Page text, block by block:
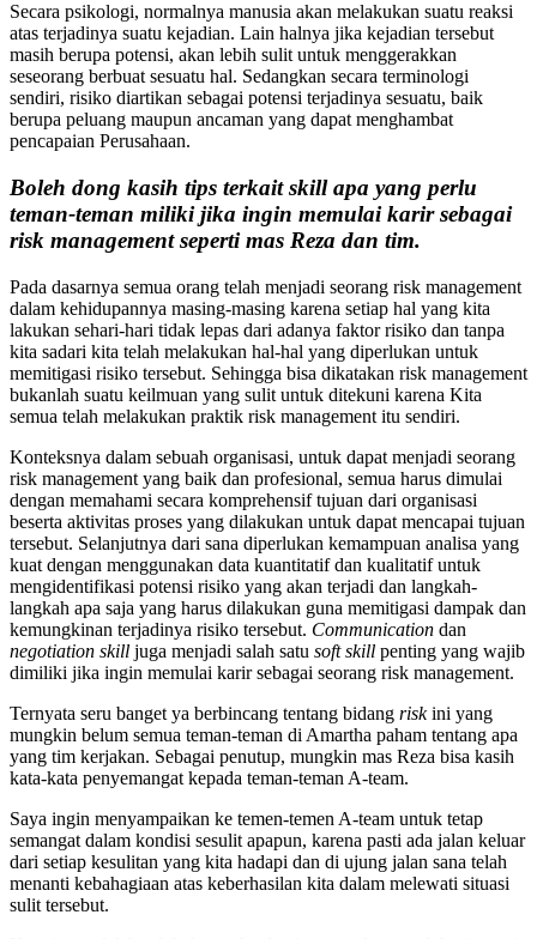
Secara psikologi, normalnya manusia akan melakukan suatu reaksi
atas terjadinya suatu kejadian. Lain halnya jika kejadian tersebut
masih berupa potensi, akan lebih sulit untuk menggerakkan
seseorang berbuat sesuatu hal. Sedangkan secara terminologi
sendiri, risiko diartikan sebagai potensi terjadinya sesuatu, baik
berupa peluang maupun ancaman yang dapat menghambat
pencapaian Perusahaan.
Boleh dong kasih tips terkait skill apa yang perlu
teman-teman miliki jika ingin memulai karir sebagai
risk management seperti mas Reza dan tim.
Pada dasarnya semua orang telah menjadi seorang risk management
dalam kehidupannya masing-masing karena setiap hal yang kita
lakukan sehari-hari tidak lepas dari adanya faktor risiko dan tanpa
kita sadari kita telah melakukan hal-hal yang diperlukan untuk
memitigasi risiko tersebut. Sehingga bisa dikatakan risk management
bukanlah suatu keilmuan yang sulit untuk ditekuni karena Kita
semua telah melakukan praktik risk management itu sendiri.
Konteksnya dalam sebuah organisasi, untuk dapat menjadi seorang
risk management yang baik dan profesional, semua harus dimulai
dengan memahami secara komprehensif tujuan dari organisasi
beserta aktivitas proses yang dilakukan untuk dapat mencapai tujuan
tersebut. Selanjutnya dari sana diperlukan kemampuan analisa yang
kuat dengan menggunakan data kuantitatif dan kualitatif untuk
mengidentifikasi potensi risiko yang akan terjadi dan langkah-
langkah apa saja yang harus dilakukan guna memitigasi dampak dan
kemungkinan terjadinya risiko tersebut. Communication dan
negotiation skill juga menjadi salah satu soft skill penting yang wajib
dimiliki jika ingin memulai karir sebagai seorang risk management.
Ternyata seru banget ya berbincang tentang bidang riskini yang
mungkin belum semua teman-teman di Amartha paham tentang apa
yang tim kerjakan. Sebagai penutup, mungkin mas Reza bisa kasih
kata-kata penyemangat kepada teman-teman A-team.
Saya ingin menyampaikan ke temen-temen A-team untuk tetap
semangat dalam kondisi sesulit apapun, karena pasti ada jalan keluar
dari setiap kesulitan yang kita hadapi dan di ujung jalan sana telah
menanti kebahagiaan atas keberhasilan kita dalam melewati situasi
sulit tersebut.